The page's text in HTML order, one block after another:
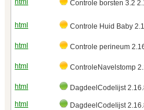
Controle borsten 3.2
html Controle Huid Baby
html Controle perineum
html ControleNavelstomp
html
DagdeelCodelijst
html
DagdeelCodelijst